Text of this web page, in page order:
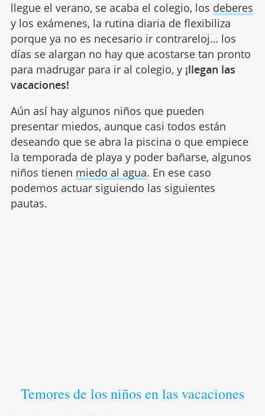
llegue el verano, se acaba el colegio, los deberes
y los exámenes, la rutina diaria de flexibiliza
porque ya no es necesario ir contrareloj… los
días se alargan no hay que acostarse tan pronto
para madrugar para ir al colegio, y ¡llegan las
vacaciones!
Aún así hay algunos niños que pueden
presentar miedos, aunque casi todos están
deseando que se abra la piscina o que empiece
la temporada de playa y poder bañarse, algunos
niños tienen miedo al agua. En ese caso
podemos actuar siguiendo las siguientes
pautas.
Temores de los niños en las vacaciones